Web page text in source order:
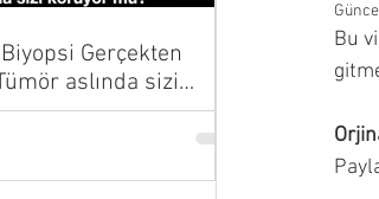
ispanyol gribi
Bu
Gerçekten